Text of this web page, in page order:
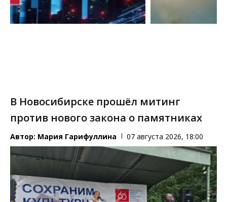
В Новосибирске прошёл митинг
против нового закона о памятниках
Автор: Мария Гарифуллина 07 августа 2026, 18:00